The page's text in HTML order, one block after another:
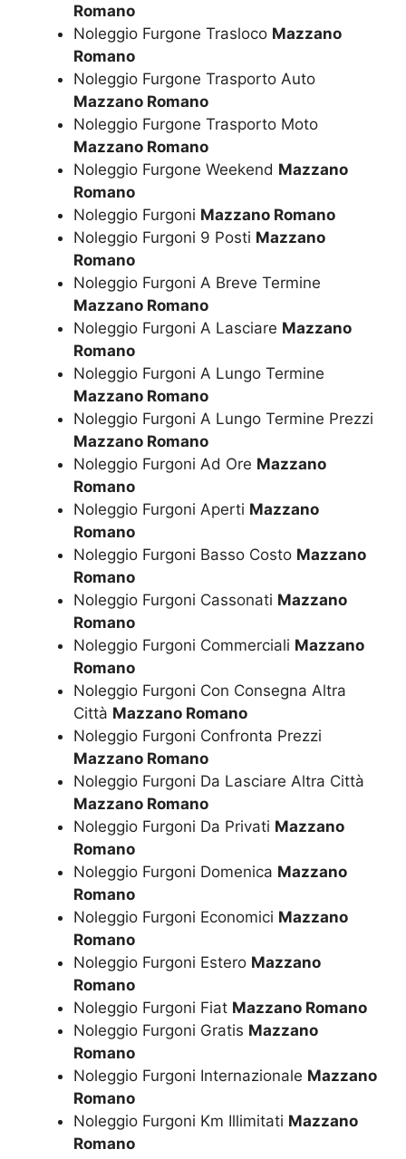
Romano
Noleggio Furgone Trasloco Mazzano
Romano
Noleggio Furgone Trasporto Auto
Mazzano Romano
Noleggio Furgone Trasporto Moto
Mazzano Romano
Noleggio Furgone Weekend Mazzano
Romano
Noleggio Furgoni Mazzano Romano
Noleggio Furgoni 9 Posti Mazzano
Romano
Noleggio Furgoni A Breve Termine
Mazzano Romano
Noleggio Furgoni A Lasciare Mazzano
Romano
Noleggio Furgoni A Lungo Termine
Mazzano Romano
Noleggio Furgoni A Lungo Termine Prezzi
Mazzano Romano
Noleggio Furgoni Ad Ore Mazzano
Romano
Noleggio Furgoni Aperti Mazzano
Romano
Noleggio Furgoni Basso Costo Mazzano
Romano
Noleggio Furgoni Cassonati Mazzano
Romano
Noleggio Furgoni Commerciali Mazzano
Romano
Noleggio Furgoni Con Consegna Altra
Città Mazzano Romano
Noleggio Furgoni Confronta Prezzi
Mazzano Romano
Noleggio Furgoni Da Lasciare Altra Città
Mazzano Romano
Noleggio Furgoni Da Privati Mazzano
Romano
Noleggio Furgoni Domenica Mazzano
Romano
Noleggio Furgoni Economici Mazzano
Romano
Noleggio Furgoni Estero Mazzano
Romano
Noleggio Furgoni Fiat Mazzano Romano
Noleggio Furgoni Gratis Mazzano
Romano
Noleggio Furgoni Internazionale Mazzano
Romano
Noleggio Furgoni Km Illimitati Mazzano
Romano